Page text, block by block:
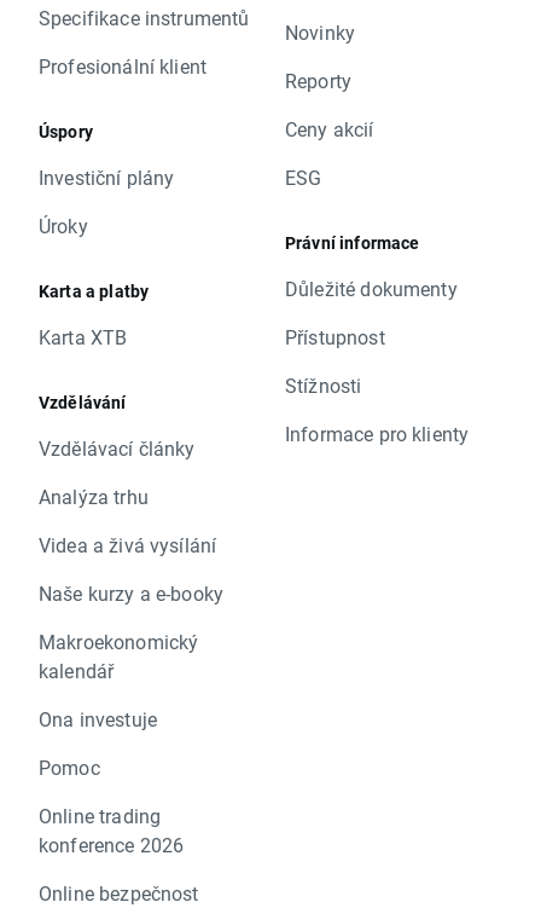
Specifikace instrumentů
Profesionální klient
Úspory
Investiční plány
Úroky
Karta a platby
Karta XTB
Vzdělávání
Vzdělávací články
Analýza trhu
Videa a živá vysílání
Naše kurzy a e-booky
Makroekonomický
kalendář
Ona investuje
Pomoc
Online trading
konference 2026
Online bezpečnost
Novinky
Reporty
Ceny akcií
ESG
Právní informace
Důležité dokumenty
Přístupnost
Stížnosti
Informace pro klienty